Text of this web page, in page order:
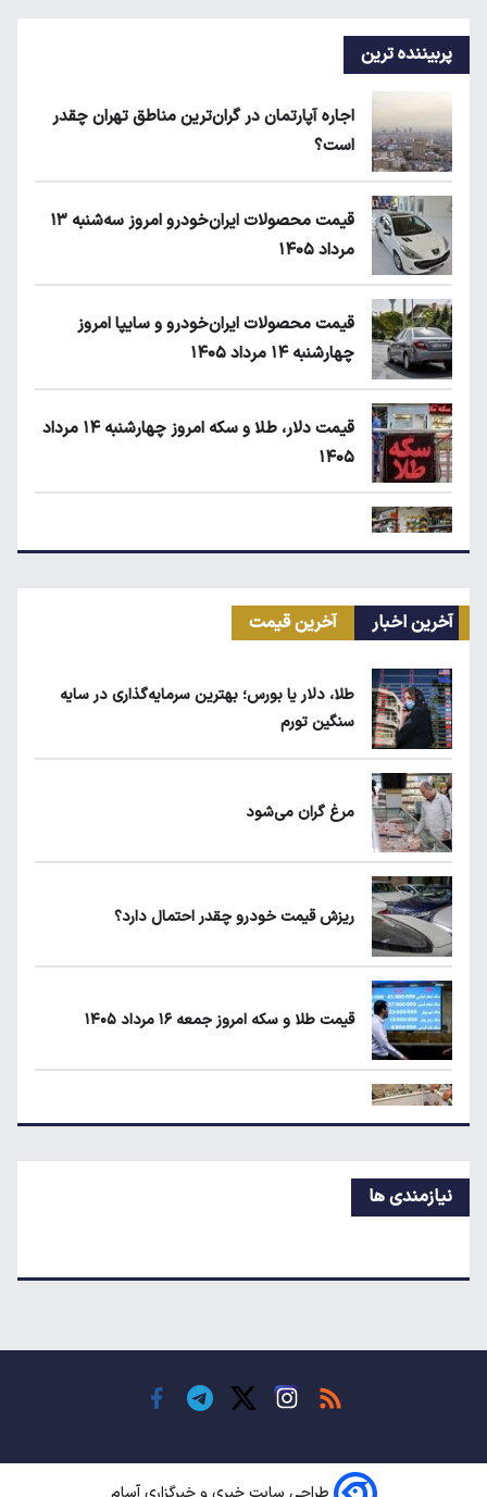
پربیننده ترین
اجاره آپارتمان در گران‌ترین مناطق تهران چقدر
است؟
قیمت محصولات ایران‌خودرو امروز سه‌شنبه ۱۳
مرداد ۱۴۰۵
قیمت محصولات ایران‌خودرو و سایپا امروز
چهارشنبه ۱۴ مرداد ۱۴۰۵
قیمت دلار، طلا و سکه امروز چهارشنبه ۱۴ مرداد
۱۴۰۵
زمان شارژ کالابرگ با رقم آخر کد ملی صفر تا ۲
ابلاغیه جدید وزارت کار؛ چه کسانی از فهرست
کیا اسپورتیج ۲۰۲۵ در ایران ارزش خرید دارد؟
آخرین اخبار آخرین قیمت
طلا، دلار یا بورس؛ بهترین سرمایه‌گذاری در سایه
سنگین تورم
مرغ گران می‌شود
ریزش قیمت خودرو چقدر احتمال دارد؟
قیمت طلا و سکه امروز جمعه ۱۶ مرداد ۱۴۰۵
لبنیات دوباره گران می‌شود؟
نیازمندی ها